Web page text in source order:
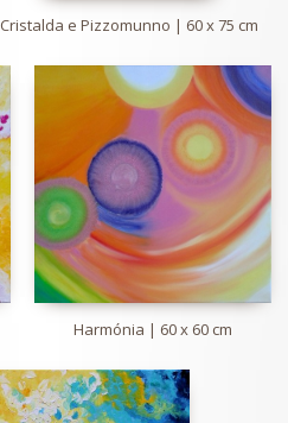
Cristalda e Pizzomunno | 60 x 75 cm
Harmónia | 60 x 60 cm